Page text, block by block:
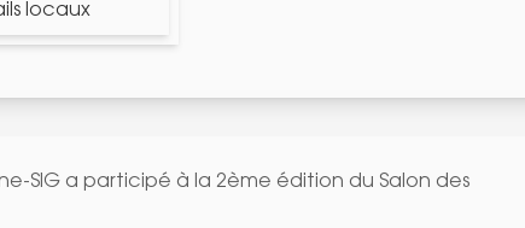
locaux
SIG a participé à la 2ème édition du Salon des